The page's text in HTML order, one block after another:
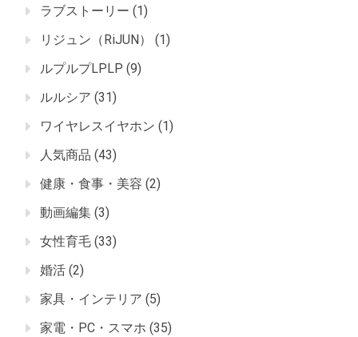
ラブストーリー (1)
リジュン（RiJUN）
(1)
ルプルプLPLP (9)
ルルシア (31)
ワイヤレスイヤホン (1)
人気商品 (43)
健康・食事・美容 (2)
動画編集 (3)
女性育毛 (33)
婚活 (2)
家具・インテリア (5)
家電・PC・スマホ (35)